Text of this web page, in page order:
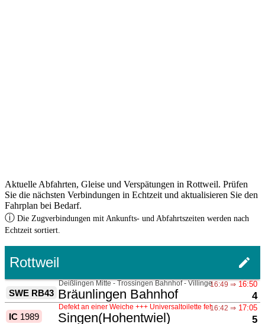
Aktuelle Abfahrten, Gleise und Verspätungen in Rottweil. Prüfen
Sie die nächsten Verbindungen in Echtzeit und aktualisieren Sie den
Fahrplan bei Bedarf.
ⓘ Die Zugverbindungen mit Ankunfts- und Abfahrtszeiten werden nach
Echtzeit sortiert.